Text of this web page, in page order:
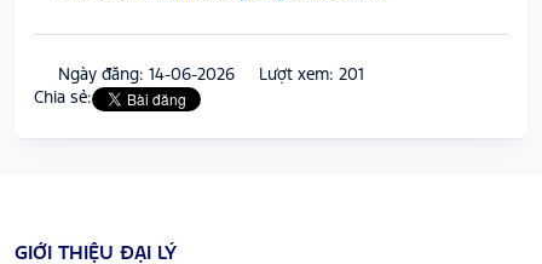
Ngày đăng: 14-06-2026
Lượt xem: 201
Chia sẻ:
GIỚI THIỆU ĐẠI LÝ